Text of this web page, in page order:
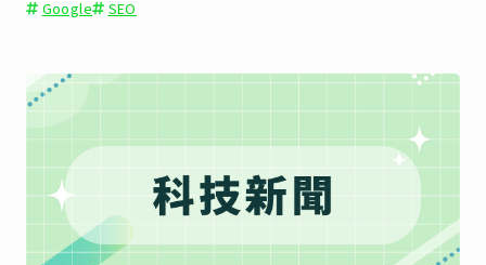
Google SEO